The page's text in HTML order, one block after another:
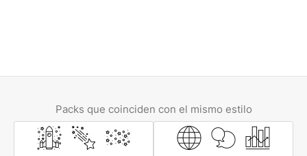
Packs que coinciden con el mismo estilo